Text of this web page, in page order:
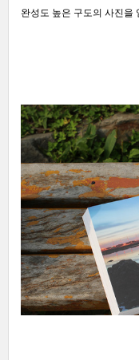
완성도 높은 구도의 사진을